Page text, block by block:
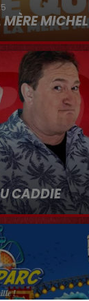
MICHEL
CADDIE